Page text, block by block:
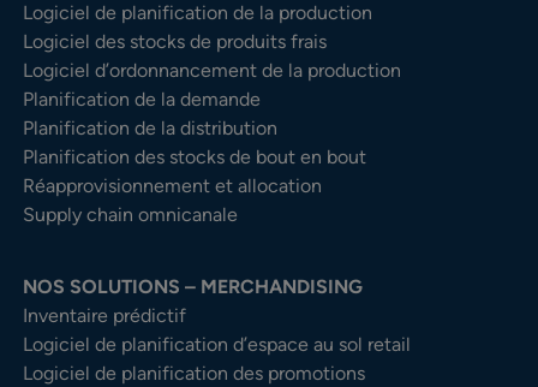
Logiciel de planification de la production
Logiciel des stocks de produits frais
Logiciel d’ordonnancement de la production
Planification de la demande
Planification de la distribution
Planification des stocks de bout en bout
Réapprovisionnement et allocation
Supply chain omnicanale
NOS SOLUTIONS – MERCHANDISING
Inventaire prédictif
Logiciel de planification d’espace au sol retail
Logiciel de planification des promotions